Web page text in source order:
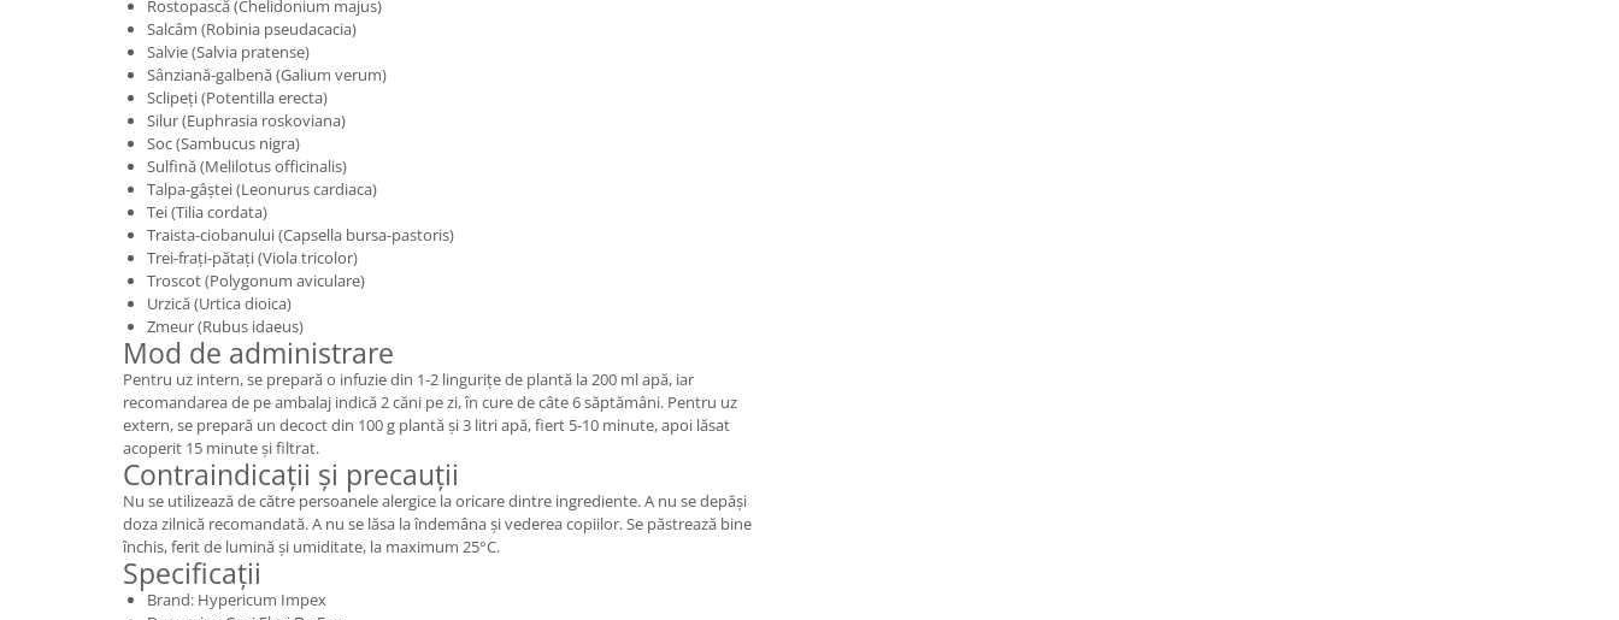
Rostopască (Chelidonium majus)
Salcâm (Robinia pseudacacia)
Salvie (Salvia pratense)
Sânziană-galbenă (Galium verum)
Sclipeți (Potentilla erecta)
Silur (Euphrasia roskoviana)
Soc (Sambucus nigra)
Sulfină (Melilotus officinalis)
Talpa-gâștei (Leonurus cardiaca)
Tei (Tilia cordata)
Traista-ciobanului (Capsella bursa-pastoris)
Trei-frați-pătați (Viola tricolor)
Troscot (Polygonum aviculare)
Urzică (Urtica dioica)
Zmeur (Rubus idaeus)
Mod de administrare
Pentru uz intern, se prepară o infuzie din 1-2 lingurițe de plantă la 200 ml apă, iar
recomandarea de pe ambalaj indică 2 căni pe zi, în cure de câte 6 săptămâni. Pentru uz
extern, se prepară un decoct din 100 g plantă și 3 litri apă, fiert 5-10 minute, apoi lăsat
acoperit 15 minute și filtrat.
Contraindicații și precauții
Nu se utilizează de către persoanele alergice la oricare dintre ingrediente. A nu se depăși
doza zilnică recomandată. A nu se lăsa la îndemâna și vederea copiilor. Se păstrează bine
închis, ferit de lumină și umiditate, la maximum 25°C.
Specificații
Brand: Hypericum Impex